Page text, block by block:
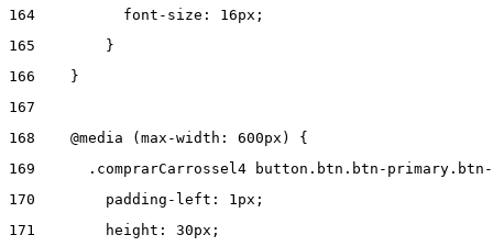
164
          font-size: 16px;
165
        }
166
    }
167
168
    @media (max-width: 600px) {
169
.comprarCarrossel4 button.btn.btn-
170
        padding-left: 1px;
171
        height: 30px;